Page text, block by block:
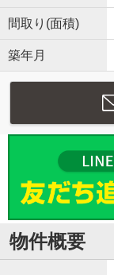
間取り(面積)
築年月
物件概要